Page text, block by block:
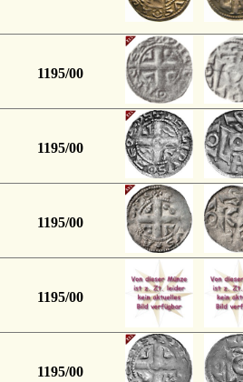
1195/00
1195/00
1195/00
1195/00
1195/00